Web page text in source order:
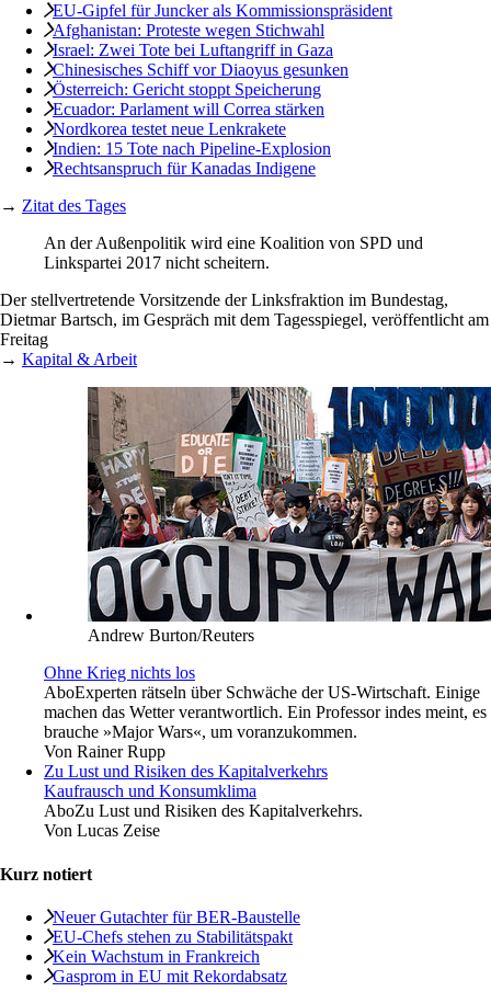
EU-Gipfel für Juncker als Kommissionspräsident
Afghanistan: Proteste wegen Stichwahl
Israel: Zwei Tote bei Luftangriff in Gaza
Chinesisches Schiff vor Diaoyus gesunken
Österreich: Gericht stoppt Speicherung
Ecuador: Parlament will Correa stärken
Nordkorea testet neue Lenkrakete
Indien: 15 Tote nach Pipeline-Explosion
Rechtsanspruch für Kanadas Indigene
→ Zitat des Tages
An der Außenpolitik wird eine Koalition von SPD und
Linkspartei 2017 nicht scheitern.
Der stellvertretende Vorsitzende der Linksfraktion im Bundestag,
Dietmar Bartsch, im Gespräch mit dem Tagesspiegel, veröffentlicht am
Freitag
→ Kapital & Arbeit
Andrew Burton/Reuters
Ohne Krieg nichts los
AboExperten rätseln über Schwäche der US-Wirtschaft. Einige
machen das Wetter verantwortlich. Ein Professor indes meint, es
brauche »Major Wars«, um voranzukommen.
Von Rainer Rupp
Zu Lust und Risiken des Kapitalverkehrs
Kaufrausch und Konsumklima
AboZu Lust und Risiken des Kapitalverkehrs.
Von Lucas Zeise
Kurz notiert
Neuer Gutachter für BER-Baustelle
EU-Chefs stehen zu Stabilitätspakt
Kein Wachstum in Frankreich
Gasprom in EU mit Rekordabsatz